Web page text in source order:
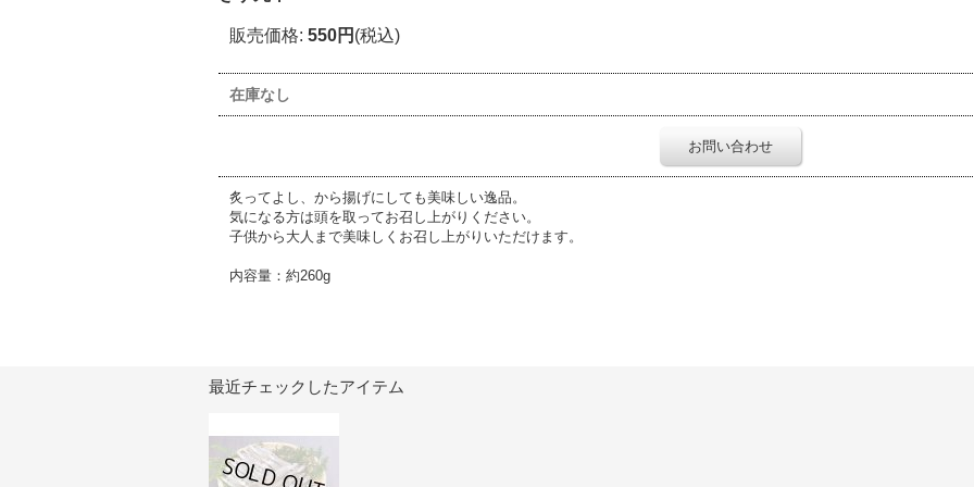
販売価格: 550円 (税込)
在庫なし
お問い合わせ
炙ってよし、から揚げにしても美味しい逸品。
気になる方は頭を取ってお召し上がりください。
子供から大人まで美味しくお召し上がりいただけます。
内容量：約260g
最近チェックしたアイテム